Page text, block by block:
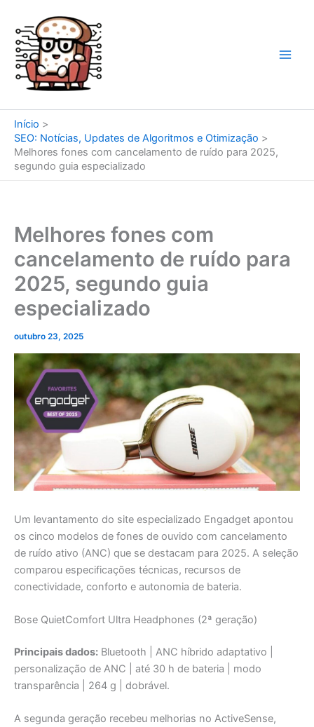
conteúdo
Início
SEO: Notícias, Updates de Algoritmos e Otimização
Melhores fones com cancelamento de ruído para 2025,
segundo guia especializado
Melhores fones com
cancelamento de ruído para
2025, segundo guia
especializado
outubro 23, 2025
Um levantamento do site especializado Engadget apontou
os cinco modelos de fones de ouvido com cancelamento
de ruído ativo (ANC) que se destacam para 2025. A seleção
comparou especificações técnicas, recursos de
conectividade, conforto e autonomia de bateria.
Bose QuietComfort Ultra Headphones (2ª geração)
Principais dados: Bluetooth | ANC híbrido adaptativo |
personalização de ANC | até 30 h de bateria | modo
transparência | 264 g | dobrável.
A segunda geração recebeu melhorias no ActiveSense,